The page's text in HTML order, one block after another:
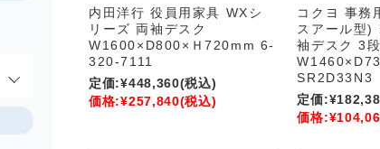
内田洋行 役員用家具 WXシ
リーズ 両袖デスク
W1600×D800×Ｈ720mm 6-
320-7111
定価:¥448,360(税込)
価格:¥257,840(税込)
コクヨ 事務
スアール型)
袖デスク 3
SR2D33N3
定価:
価格: